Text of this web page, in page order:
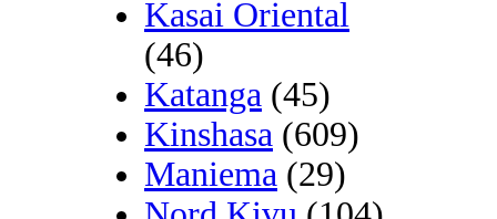
Kasai Oriental
(46)
Katanga (45)
Kinshasa (609)
Maniema (29)